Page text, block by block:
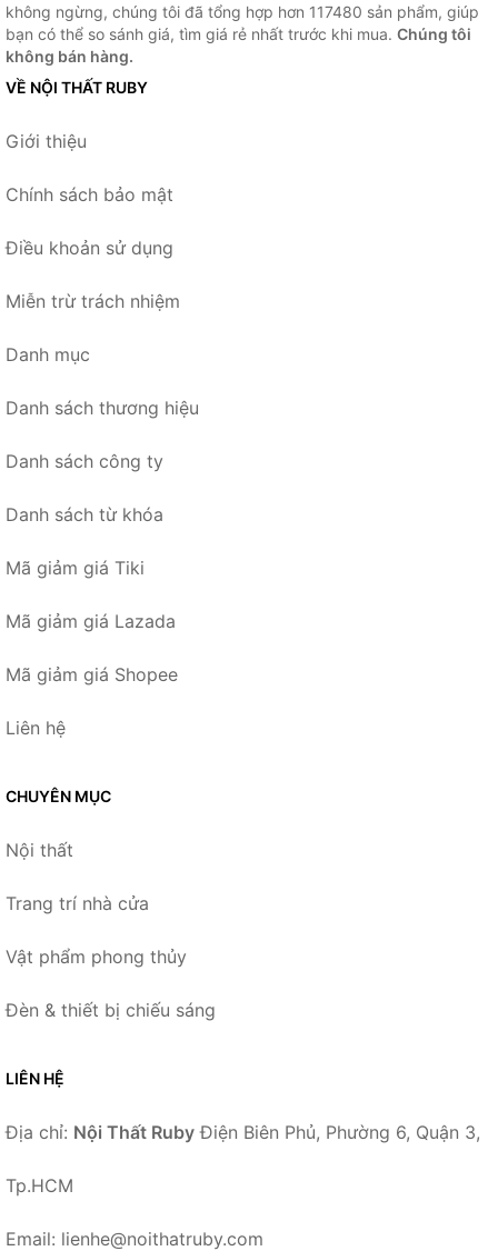
không ngừng, chúng tôi đã tổng hợp hơn 117480 sản phẩm, giúp
bạn có thể so sánh giá, tìm giá rẻ nhất trước khi mua. Chúng tôi
không bán hàng.
VỀ NỘI THẤT RUBY
Giới thiệu
Chính sách bảo mật
Điều khoản sử dụng
Miễn trừ trách nhiệm
Danh mục
Danh sách thương hiệu
Danh sách công ty
Danh sách từ khóa
Mã giảm giá Tiki
Mã giảm giá Lazada
Mã giảm giá Shopee
Liên hệ
CHUYÊN MỤC
Nội thất
Trang trí nhà cửa
Vật phẩm phong thủy
Đèn & thiết bị chiếu sáng
LIÊN HỆ
Địa chỉ: Nội Thất Ruby Điện Biên Phủ, Phường 6, Quận 3,
Tp.HCM
Email: lienhe@noithatruby.com